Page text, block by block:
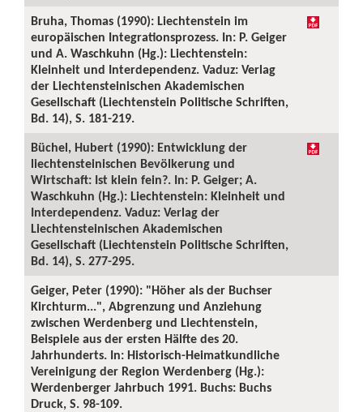
Bruha, Thomas (1990): Liechtenstein im
europäischen Integrationsprozess. In: P. Geiger
und A. Waschkuhn (Hg.): Liechtenstein:
Kleinheit und Interdependenz. Vaduz: Verlag
der Liechtensteinischen Akademischen
Gesellschaft (Liechtenstein Politische Schriften,
Bd. 14), S. 181-219.
Büchel, Hubert (1990): Entwicklung der
liechtensteinischen Bevölkerung und
Wirtschaft: Ist klein fein?. In: P. Geiger; A.
Waschkuhn (Hg.): Liechtenstein: Kleinheit und
Interdependenz. Vaduz: Verlag der
Liechtensteinischen Akademischen
Gesellschaft (Liechtenstein Politische Schriften,
Bd. 14), S. 277-295.
Geiger, Peter (1990): "Höher als der Buchser
Kirchturm...", Abgrenzung und Anziehung
zwischen Werdenberg und Liechtenstein,
Beispiele aus der ersten Hälfte des 20.
Jahrhunderts. In: Historisch-Heimatkundliche
Vereinigung der Region Werdenberg (Hg.):
Werdenberger Jahrbuch 1991. Buchs: Buchs
Druck, S. 98-109.